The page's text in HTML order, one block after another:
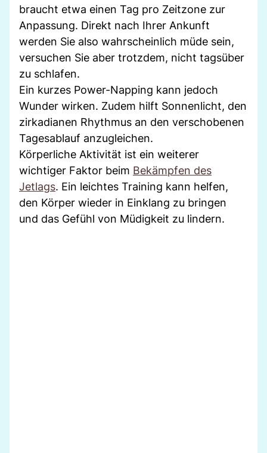
braucht etwa einen Tag pro Zeitzone zur
Anpassung. Direkt nach Ihrer Ankunft
werden Sie also wahrscheinlich müde sein,
versuchen Sie aber trotzdem, nicht tagsüber
zu schlafen.
Ein kurzes Power-Napping kann jedoch
Wunder wirken. Zudem hilft Sonnenlicht, den
zirkadianen Rhythmus an den verschobenen
Tagesablauf anzugleichen.
Körperliche Aktivität ist ein weiterer
wichtiger Faktor beim Bekämpfen des
Jetlags. Ein leichtes Training kann helfen,
den Körper wieder in Einklang zu bringen
und das Gefühl von Müdigkeit zu lindern.